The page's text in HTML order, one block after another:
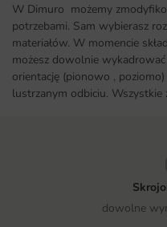
W Dimuro możemy
potrzebami. Sam wybierasz
materiałów. W momencie
możesz dowolnie
orientację (pionowo ,
lustrzanym odbiciu. Wszystkie
dowolne